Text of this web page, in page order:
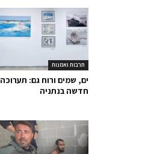
תרבות ואמנות
ים, שמים ורוח גם: תערוכה
חדשה בנתניה